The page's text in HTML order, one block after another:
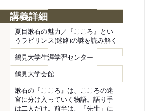
講義詳細
夏目漱石の魅力／『こころ』とい
うラビリンス(迷路)の謎を読み解く
鶴見大学生涯学習センター
鶴見大学会館
漱石の『こころ』は、こころの迷
宮に分け入っていく物語。語り手
は二人だけ。前半は、「先生」に